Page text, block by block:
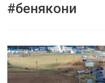
#бенякони